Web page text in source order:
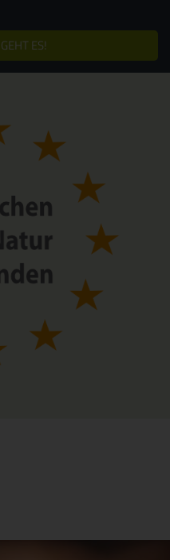
ES!